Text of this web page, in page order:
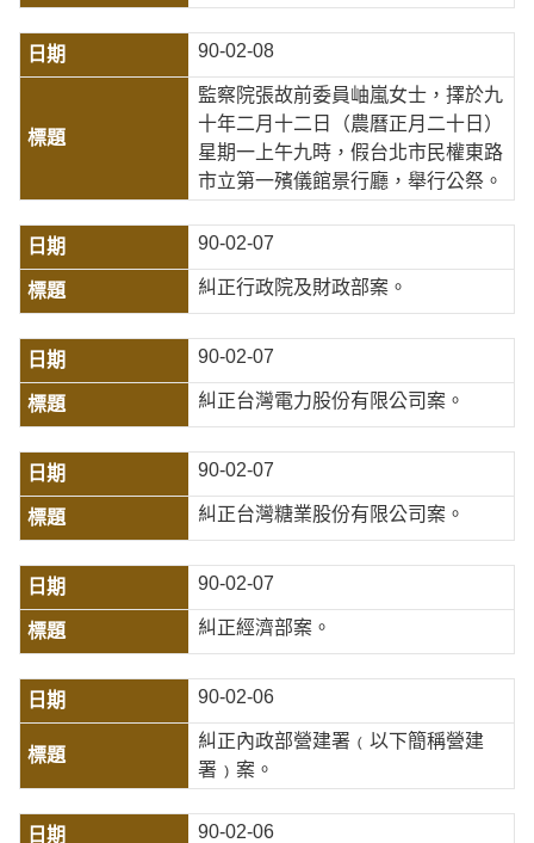
90-02-08
監察院張故前委員岫嵐女士，擇於九
十年二月十二日（農曆正月二十日）
星期一上午九時，假台北市民權東路
市立第一殯儀館景行廳，舉行公祭。
90-02-07
糾正行政院及財政部案。
90-02-07
糾正台灣電力股份有限公司案。
90-02-07
糾正台灣糖業股份有限公司案。
90-02-07
糾正經濟部案。
90-02-06
糾正內政部營建署﹙以下簡稱營建
署﹚案。
90-02-06